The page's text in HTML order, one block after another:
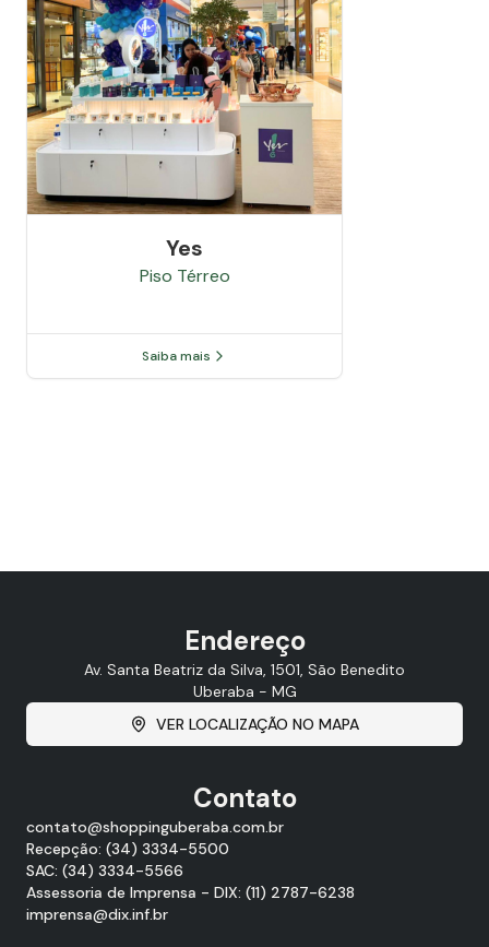
Yes
Piso Térreo
Saiba mais
Endereço
Av. Santa Beatriz da Silva, 1501, São Benedito
Uberaba - MG
VER LOCALIZAÇÃO NO MAPA
Contato
contato@shoppinguberaba.com.br
Recepção: (34) 3334-5500
SAC: (34) 3334-5566
Assessoria de Imprensa - DIX: (11) 2787-6238
imprensa@dix.inf.br